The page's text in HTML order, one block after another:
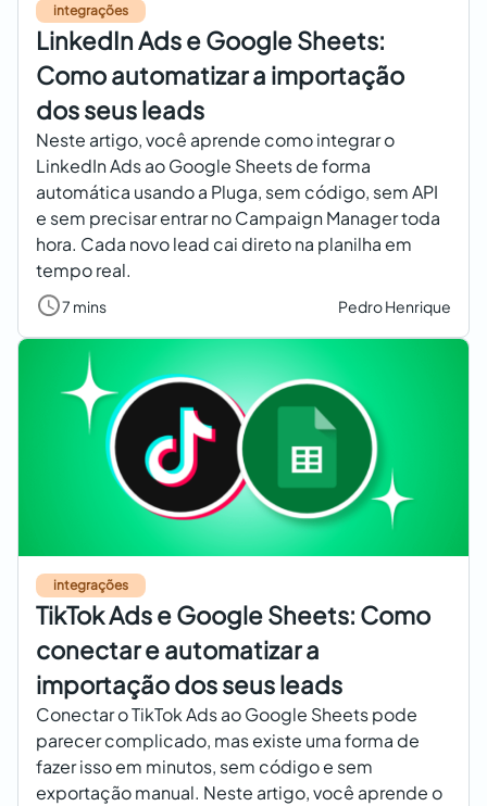
integrações
LinkedIn Ads e Google Sheets:
Como automatizar a importação
dos seus leads
Neste artigo, você aprende como integrar o
LinkedIn Ads ao Google Sheets de forma
automática usando a Pluga, sem código, sem API
e sem precisar entrar no Campaign Manager toda
hora. Cada novo lead cai direto na planilha em
tempo real.
7 mins Pedro Henrique
integrações
TikTok Ads e Google Sheets: Como
conectar e automatizar a
importação dos seus leads
Conectar o TikTok Ads ao Google Sheets pode
parecer complicado, mas existe uma forma de
fazer isso em minutos, sem código e sem
exportação manual. Neste artigo, você aprende o